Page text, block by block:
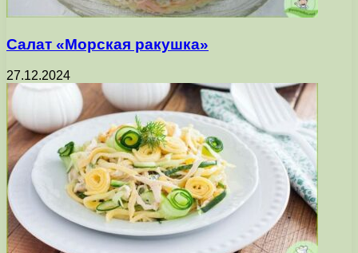
Салат «Морская ракушка»
27.12.2024